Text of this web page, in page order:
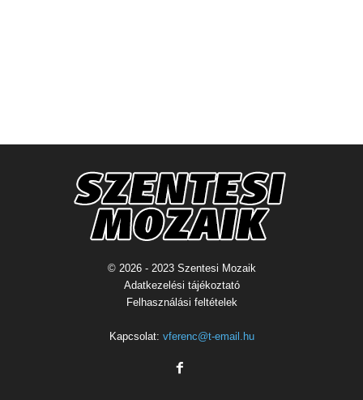
© 2026 - 2023 Szentesi Mozaik
Adatkezelési tájékoztató
Felhasználási feltételek
Kapcsolat: vferenc@t-email.hu